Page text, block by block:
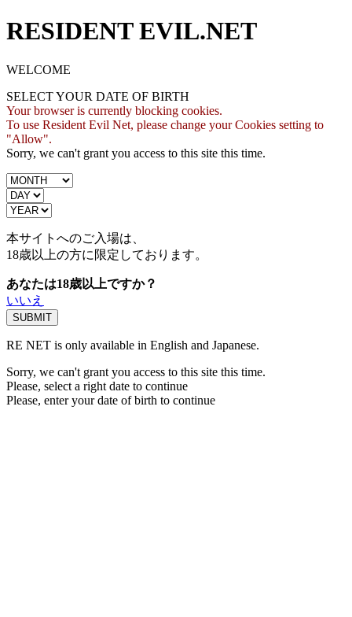
RESIDENT EVIL.NET
WELCOME
SELECT YOUR DATE OF BIRTH
Your browser is currently blocking cookies.
To use Resident Evil Net, please change your Cookies setting to
"Allow".
Sorry, we can't grant you access to this site this time.
本サイトへのご入場は、
18歳以上の方に限定しております。
あなたは18歳以上ですか？
いいえ
RE NET is only available in English and Japanese.
Sorry, we can't grant you access to this site this time.
Please, select a right date to continue
Please, enter your date of birth to continue